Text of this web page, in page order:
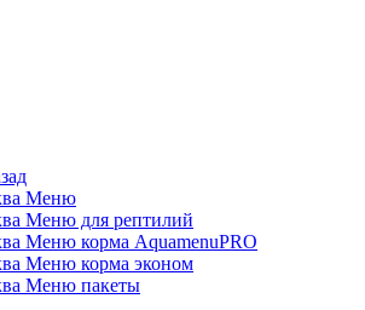
Меню
Меню для рептилий
Меню корма AquamenuPRO
Меню корма эконом
Меню пакеты